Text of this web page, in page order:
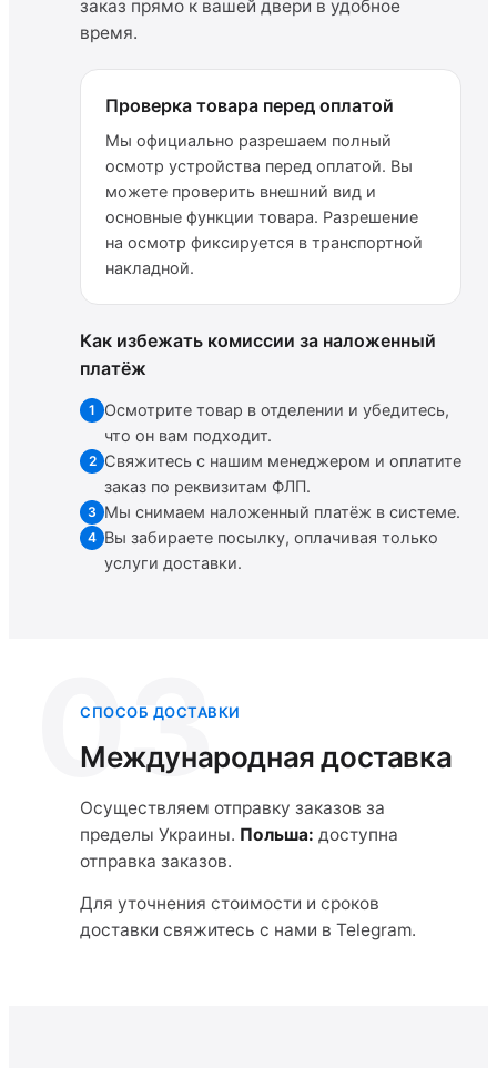
заказ прямо к вашей двери в удобное
время.
Проверка товара перед оплатой
Мы официально разрешаем полный
осмотр устройства перед оплатой. Вы
можете проверить внешний вид и
основные функции товара. Разрешение
на осмотр фиксируется в транспортной
накладной.
Как избежать комиссии за наложенный
платёж
1
Осмотрите товар в отделении и убедитесь,
что он вам подходит.
2 Свяжитесь с нашим менеджером и оплатите
заказ по реквизитам ФЛП.
3 Мы снимаем наложенный платёж в системе.
4 Вы забираете посылку, оплачивая только
услуги доставки.
03
СПОСОБ ДОСТАВКИ
Международная доставка
Осуществляем отправку заказов за
пределы Украины. Польша: доступна
отправка заказов.
Для уточнения стоимости и сроков
доставки свяжитесь с нами в Telegram.